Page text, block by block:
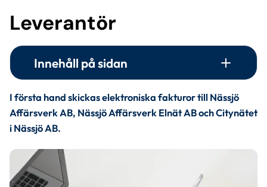
Leverantör
Innehåll på sidan
I första hand skickas elektroniska fakturor till Nässjö
Affärsverk AB, Nässjö Affärsverk Elnät AB och Citynätet
i Nässjö AB.